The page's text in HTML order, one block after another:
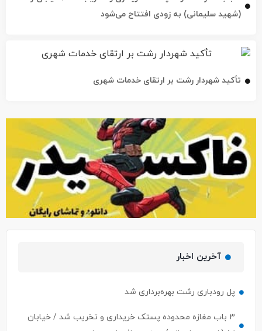
تأکید شهردار رشت بر ارتقای خدمات شهری
آخرین اخبار
۳ باب مغازه محدوده پستک خریداری و تخریب شد / خیابان